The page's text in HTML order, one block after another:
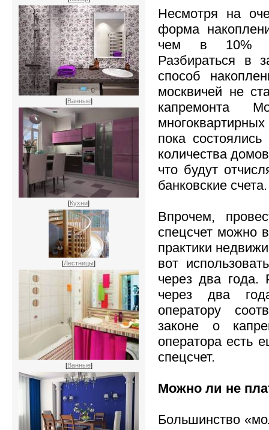
[Ванные]
[Кухни]
[Лестницы]
[Ванные]
Несмотря на
форма
чем в 10%
Разбираться в
способ
москвичей не
капремонта
пока
количества
что будут
банковские счета.
Впрочем,
спецсчет можно
практики
вот
через два года.
через два
оператору
законе о
оператора есть
спецсчет.
Можно ли не
Большинство